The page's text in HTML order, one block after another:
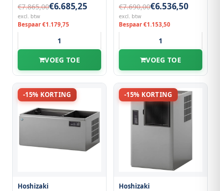
€7.865,00€6.685,25
excl. btw
Bespaar €1.179,75
VOEG TOE
€7.690,00€6.536,50
excl. btw
Bespaar €1.153,50
VOEG TOE
-15% KORTING
Hoshizaki
-15% KORTING
Hoshizaki